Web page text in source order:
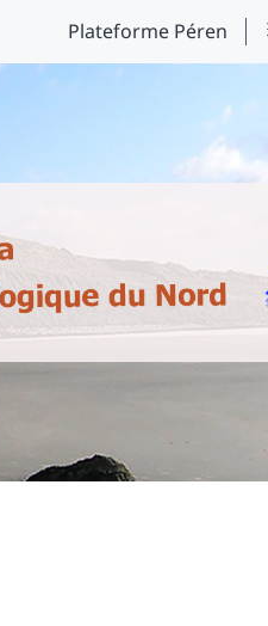
Plateforme Péren